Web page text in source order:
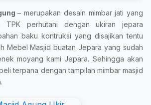
– merupakan desain mimbar jati yang
TPK perhutani dengan ukiran jepara
baku kontruksi yang disajikan tentu
Mebel Masjid buatan Jepara yang sudah
moyang kami Jepara. Sehingga akan
terpana dengan tampilan mimbar masjid